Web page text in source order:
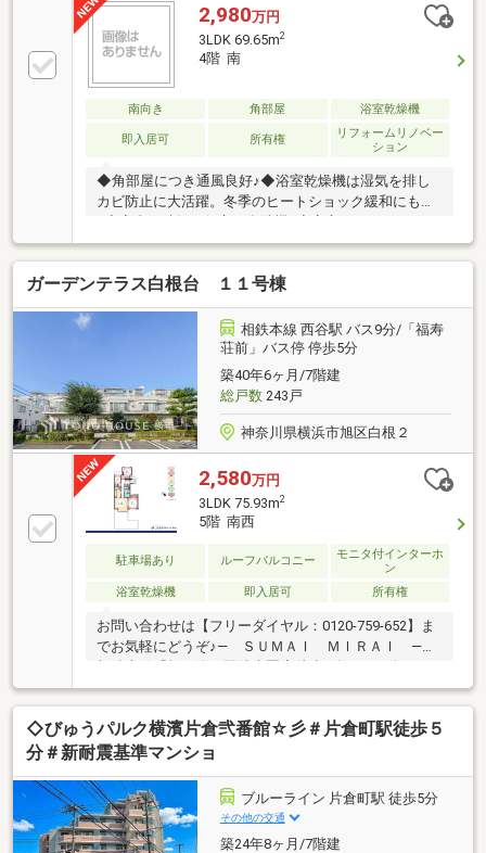
2,980万円
3LDK 69.65m2
4階 南
南向き 角部屋 浴室乾燥機
即入居可 所有権
リフォームリノベー
ション
◆角部屋につき通風良好♪◆浴室乾燥機は湿気を排し
カビ防止に大活躍。冬季のヒートショック緩和にも
♪◆家事の時短に役立つ食洗機♪◆安心のオートロック
付♪【株式会社リビングライフ】創業35年の信頼で未
公開情報多数のリビングライフがご紹介します。宅建
士×FP×住宅ローンアドバイザーの資格を併せ持つ『ラ
イフ・エキスパート・プランナー』がお客様の老後も
見据えたライフプランを無料作成。お気軽にご相談下
さい！☆物件のお問合せは〈0120-049-006〉☆
ガーデンテラス白根台 １１号棟
相鉄本線 西谷駅 バス9分/「福寿
荘前」バス停 停歩5分
築40年6ヶ月/7階建
総戸数243戸
神奈川県横浜市旭区白根２
2,580万円
3LDK 75.93m2
5階 南西
駐車場あり ルーフバルコニー
モニタ付インターホ
ン
浴室乾燥機
即入居可 所有権
お問い合わせは【フリーダイヤル：0120-759-652】ま
でお気軽にどうぞ♪― ＳＵＭＡＩ ＭＩＲＡＩ ―◇
相鉄本線『鶴ヶ峰』駅徒歩圏◇徒歩5分のバス停から
は特急停車の西谷駅へのバス便も利用可能◇小学校や
公園が近いのは子育てファミリーにもおすすめのポイ
ント◇第一種低層住居専用地域内に位置する落ち着き
あるレジデンス◇新規リノベーションにより更なる輝
αの楽しみの空間に◇入口前面道路から階段を使わな
いお部屋です【東宝ハウス横浜】提携銀行 横浜銀
行 変動金利35年の場合 金利 年0.92％
◇びゅうパルク横濱片倉弐番館☆彡＃片倉町駅徒歩５
分＃新耐震基準マンショ
ブルーライン 片倉町駅 徒歩5分
その他の交通
築24年8ヶ月/7階建